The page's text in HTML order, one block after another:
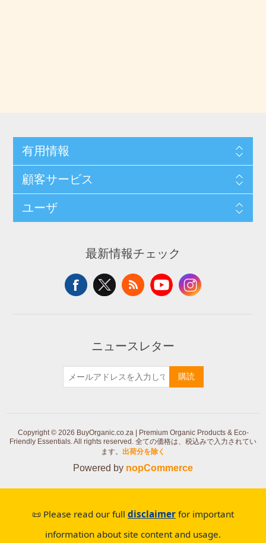
有用情報
顧客サービス
ユーザ
最新情報チェック
ニュースレター
購読
Copyright © 2026 BuyOrganic.co.za | Premium Organic Products & Eco-
Friendly Essentials. All rights reserved. 全ての価格は、税込みで入力されてい
ます。 出荷分を除く
Powered by nopCommerce
📜 Please read our full disclaimer for important
information about site content and usage.